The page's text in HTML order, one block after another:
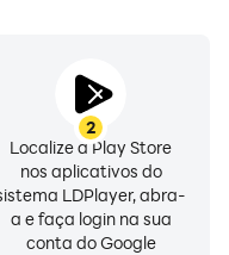
2
Localize a Play Store
nos aplicativos do
LDPlayer, abra-
a e faça login na sua
conta do Google